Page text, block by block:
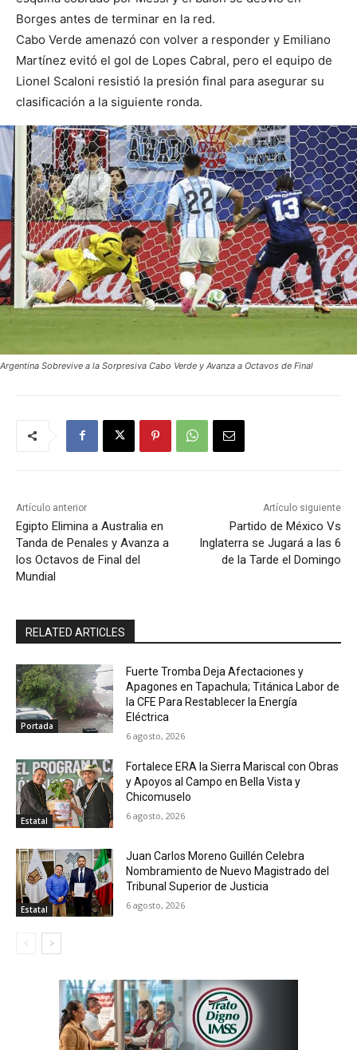
Borges antes de terminar en la red.
Cabo Verde amenazó con volver a responder y Emiliano
Martínez evitó el gol de Lopes Cabral, pero el equipo de
Lionel Scaloni resistió la presión final para asegurar su
clasificación a la siguiente ronda.
Argentina Sobrevive a la Sorpresiva Cabo Verde y Avanza a Octavos de Final
Artículo anterior
Egipto Elimina a Australia en
Tanda de Penales y Avanza a
los Octavos de Final del
Mundial
Artículo siguiente
Partido de México Vs
Inglaterra se Jugará a las 6
de la Tarde el Domingo
RELATED ARTICLES
Portada
Fuerte Tromba Deja Afectaciones y
Apagones en Tapachula; Titánica Labor de
la CFE Para Restablecer la Energía
Eléctrica
6 agosto, 2026
Estatal
Fortalece ERA la Sierra Mariscal con Obras
y Apoyos al Campo en Bella Vista y
Chicomuselo
6 agosto, 2026
Estatal
Juan Carlos Moreno Guillén Celebra
Nombramiento de Nuevo Magistrado del
Tribunal Superior de Justicia
6 agosto, 2026